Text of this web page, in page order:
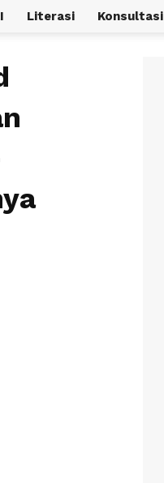
Literasi Konsultasi